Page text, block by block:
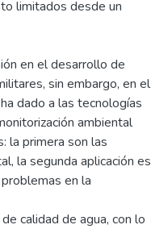
limitados desde un
en el desarrollo de
sin embargo, en el
dado a las tecnologías
ambiental
la primera son las
la segunda aplicación es
en la
calidad de agua, con lo